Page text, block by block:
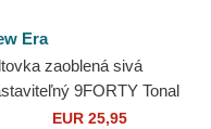
Era
zaoblená sivá
9FORTY Tonal
York Yankees MLB New
EUR 25,95